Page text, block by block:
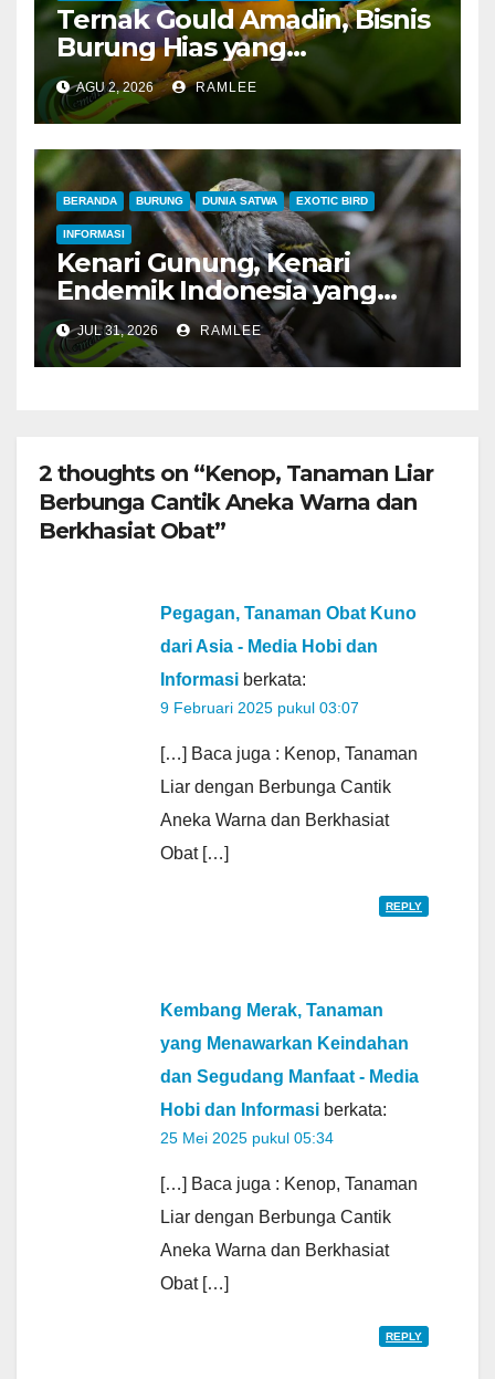
Ternak Gould Amadin, Bisnis
Burung Hias yang
Menguntungkan
AGU 2, 2026 RAMLEE
BERANDA BURUNG DUNIA SATWA EXOTIC BIRD
INFORMASI
Kenari Gunung, Kenari
Endemik Indonesia yang
Sangat Sulit Dipelihara
JUL 31, 2026 RAMLEE
2 thoughts on “Kenop, Tanaman Liar
Berbunga Cantik Aneka Warna dan
Berkhasiat Obat”
Pegagan, Tanaman Obat Kuno
dari Asia - Media Hobi dan
Informasi berkata:
9 Februari 2025 pukul 03:07
[…] Baca juga : Kenop, Tanaman
Liar dengan Berbunga Cantik
Aneka Warna dan Berkhasiat
Obat […]
REPLY
Kembang Merak, Tanaman
yang Menawarkan Keindahan
dan Segudang Manfaat - Media
Hobi dan Informasi berkata:
25 Mei 2025 pukul 05:34
[…] Baca juga : Kenop, Tanaman
Liar dengan Berbunga Cantik
Aneka Warna dan Berkhasiat
Obat […]
REPLY